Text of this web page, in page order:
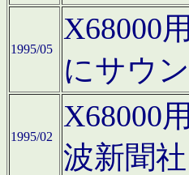
1995/05
X68000
にサウ
1995/02
X68000
波新聞